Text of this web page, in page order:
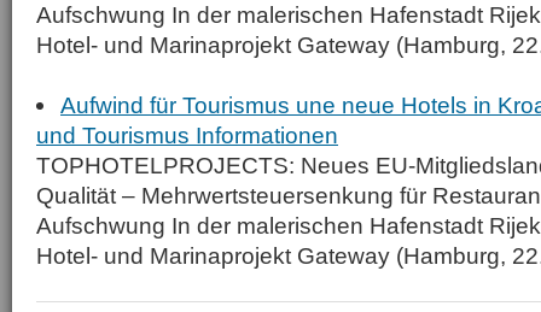
Aufschwung In der malerischen Hafenstadt
Hotel- und Marinaprojekt Gateway (Hamburg,
Aufwind für Tourismus une neue Hotels in
und Tourismus Informationen
TOPHOTELPROJECTS: Neues EU-
Qualität – Mehrwertsteuersenkung für
Aufschwung In der malerischen Hafenstadt
Hotel- und Marinaprojekt Gateway (Hamburg,